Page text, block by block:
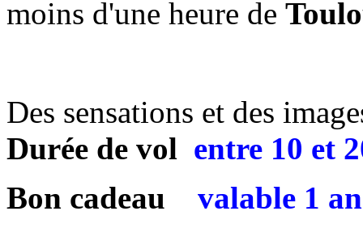
moins d'une heure de
Des sensations et des
Durée de vol entre 10 et
Bon cadeau valable 1 an